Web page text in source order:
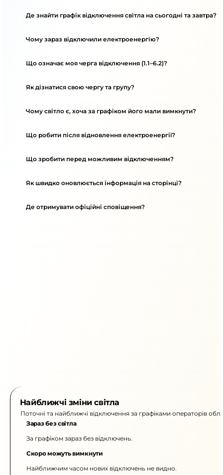
Де знайти графік відключення світла на сьогодні та завтра?
Чому зараз відключили електроенергію?
Що означає моя черга відключення (1.1–6.2)?
Як дізнатися свою чергу та групу?
Чому світло є, хоча за графіком його мали вимкнути?
Що робити після відновлення електроенергії?
Що зробити перед можливим відключенням?
Як швидко оновлюється інформація на сторінці?
Де отримувати офіційні сповіщення?
Найближчі зміни світла
Поточні та найближчі відключення за графіками операторів
Зараз без світла
За графіком зараз без відключень.
Скоро можуть вимкнути
Найближчим часом нових відключень не видно.